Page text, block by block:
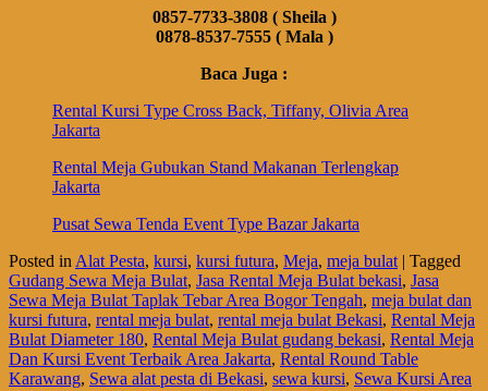
0857-7733-3808 ( Sheila )
0878-8537-7555 ( Mala )
Baca Juga :
Rental Kursi Type Cross Back, Tiffany, Olivia Area
Jakarta
Rental Meja Gubukan Stand Makanan Terlengkap
Jakarta
Pusat Sewa Tenda Event Type Bazar Jakarta
Posted in Alat Pesta, kursi, kursi futura, Meja, meja bulat | Tagged
Gudang Sewa Meja Bulat, Jasa Rental Meja Bulat bekasi, Jasa
Sewa Meja Bulat Taplak Tebar Area Bogor Tengah, meja bulat dan
kursi futura, rental meja bulat, rental meja bulat Bekasi, Rental Meja
Bulat Diameter 180, Rental Meja Bulat gudang bekasi, Rental Meja
Dan Kursi Event Terbaik Area Jakarta, Rental Round Table
Karawang, Sewa alat pesta di Bekasi, sewa kursi, Sewa Kursi Area